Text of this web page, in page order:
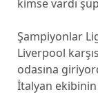
kimse vardı
Şampiyonlar
Liverpool
odasına
İtalyan